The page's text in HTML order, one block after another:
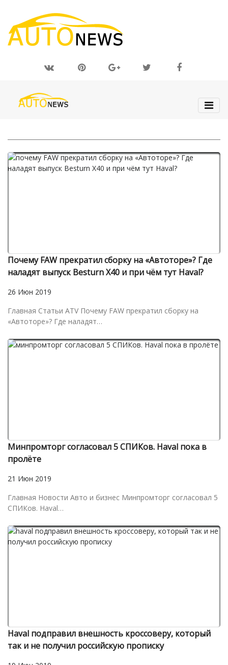
Почему FAW прекратил сборку на «Автоторе»? Где
наладят выпуск Besturn X40 и при чём тут Haval?
26 Июн 2019
Главная Статьи ATV Почему FAW прекратил сборку на
«Автоторе»? Где наладят…
Минпромторг согласовал 5 СПИКов. Haval пока в
пролёте
21 Июн 2019
Главная Новости Авто и бизнес Минпромторг согласовал 5
СПИКов. Haval…
Haval подправил внешность кроссоверу, который
так и не получил российскую прописку